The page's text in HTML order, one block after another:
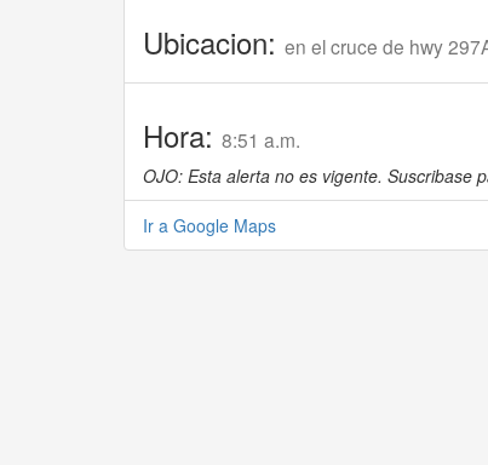
Ubicacion: en el cruce de hwy
Hora: 8:51 a.m.
OJO: Esta alerta no es vigente. Suscribase
Ir a Google Maps